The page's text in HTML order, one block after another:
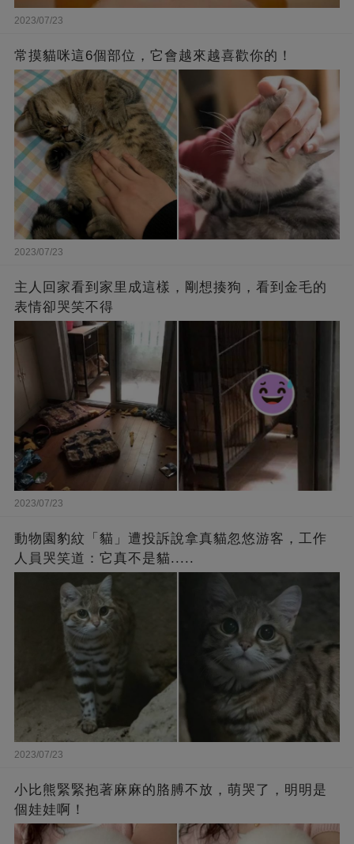
2023/07/23
常摸貓咪這6個部位，它會越來越喜歡你的！
2023/07/23
主人回家看到家里成這樣，剛想揍狗，看到金毛的
表情卻哭笑不得
2023/07/23
動物園豹紋「貓」遭投訴說拿真貓忽悠游客，工作
人員哭笑道：它真不是貓.....
2023/07/23
小比熊緊緊抱著麻麻的胳膊不放，萌哭了，明明是
個娃娃啊！